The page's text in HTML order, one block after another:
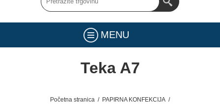
MENU
Teka A7
Početna stranica / PAPIRNA KONFEKCIJA /